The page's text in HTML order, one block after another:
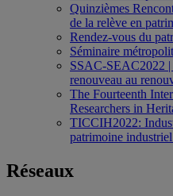
Quinzièmes
de la relève en
Rendez-vous du
Séminaire
SSAC-SEAC2022
renouveau au
The Fourteenth
Researchers in
TICCIH2022:
patrimoine
Réseaux